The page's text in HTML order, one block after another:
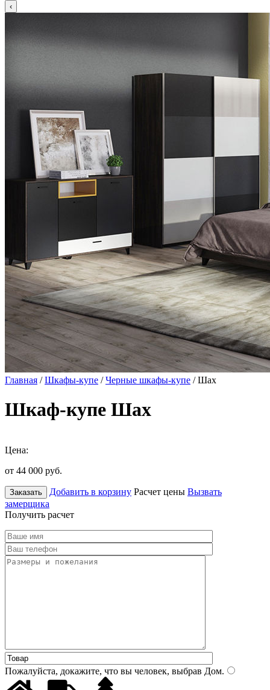
Главная /Шкафы-купе /Черные шкафы-купе / Шах
Шкаф-купе Шах
Цена:
от 44 000 руб.
Заказать Добавить в корзину Расчет цены Вызвать
замерщика
Получить расчет
Пожалуйста, докажите, что вы человек, выбрав Дом.